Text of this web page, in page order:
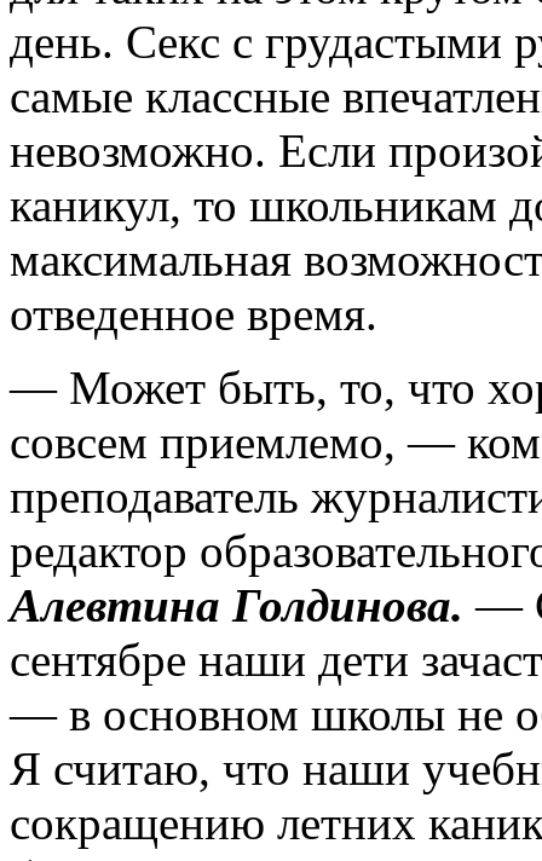
день. Секс с грудастыми
самые классные
невозможно. Если
каникул, то школьникам
максимальная
отведенное время.
— Может быть, то, что
совсем приемлемо, —
преподаватель
редактор
Алевтина Голдинова. —
сентябре наши дети
— в основном школы не
Я считаю, что наши
сокращению летних